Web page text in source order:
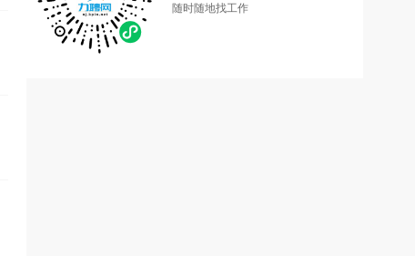
随时随地找工作